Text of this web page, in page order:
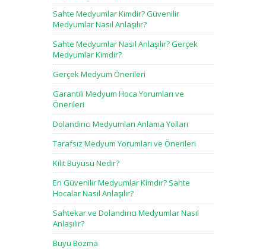
Sahte Medyumlar Kimdir? Güvenilir
Medyumlar Nasıl Anlaşılır?
Sahte Medyumlar Nasıl Anlaşılır? Gerçek
Medyumlar Kimdir?
Gerçek Medyum Önerileri
Garantili Medyum Hoca Yorumları ve
Önerileri
Dolandırıcı Medyumları Anlama Yolları
Tarafsız Medyum Yorumları ve Önerileri
Kilit Büyüsü Nedir?
En Güvenilir Medyumlar Kimdir? Sahte
Hocalar Nasıl Anlaşılır?
Sahtekar ve Dolandırıcı Medyumlar Nasıl
Anlaşılır?
Büyü Bozma